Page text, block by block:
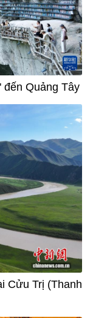
đến Quảng Tây
Cửu Trị (Thanh